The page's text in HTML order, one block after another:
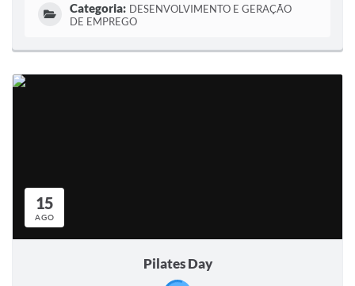
Categoria: DESENVOLVIMENTO E GERAÇÃO
DE EMPREGO
15
AGO
Pilates Day